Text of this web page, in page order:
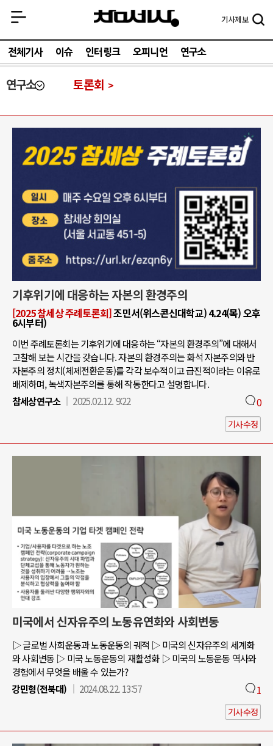
기사제보
전체기사 이슈 인터링크 오피니언 연구소
연구소 토론회
기후위기에 대응하는 자본의 환경주의
[2025 참세상 주례토론회]조민서(위스콘신대학교) 4.24(목) 오후
6시부터)
이번 주례토론회는 기후위기에 대응하는 “자본의 환경주의”에 대해서
고찰해 보는 시간을 갖습니다. 자본의 환경주의는 화석 자본주의와 반
자본주의 정치(체제전환운동)를 각각 보수적이고 급진적이라는 이유로
배제하며, 녹색자본주의를 통해 작동한다고 설명합니다.
참세상연구소
2025.02.12. 9:22 0
기사수정
미국에서 신자유주의 노동유연화와 사회변동
▷ 글로벌 사회운동과 노동운동의 궤적 ▷ 미국의 신자유주의 세계화
와 사회변동 ▷ 미국 노동운동의 재활성화 ▷ 미국의 노동운동 역사와
경험에서 무엇을 배울 수 있는가?
강민형(전북대)
2024.08.22. 13:57 1
기사수정